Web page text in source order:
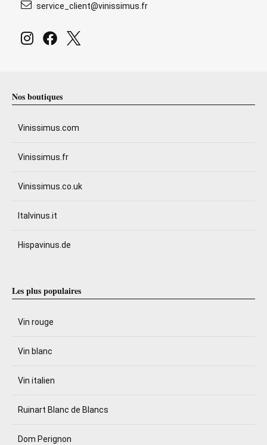
service_client@vinissimus.fr
Nos boutiques
Vinissimus.com
Vinissimus.fr
Vinissimus.co.uk
Italvinus.it
Hispavinus.de
Les plus populaires
Vin rouge
Vin blanc
Vin italien
Ruinart Blanc de Blancs
Dom Perignon